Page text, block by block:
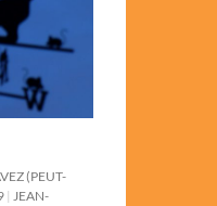
(PEUT-
JEAN-